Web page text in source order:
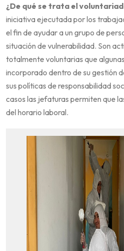
¿De qué se trata el
iniciativa ejecutada por los
el fin de ayudar a un grupo de
situación de vulnerabilidad. Son
totalmente voluntarias que
incorporado dentro de su gestión
sus políticas de responsabilidad
casos las jefaturas permiten que
del horario laboral.